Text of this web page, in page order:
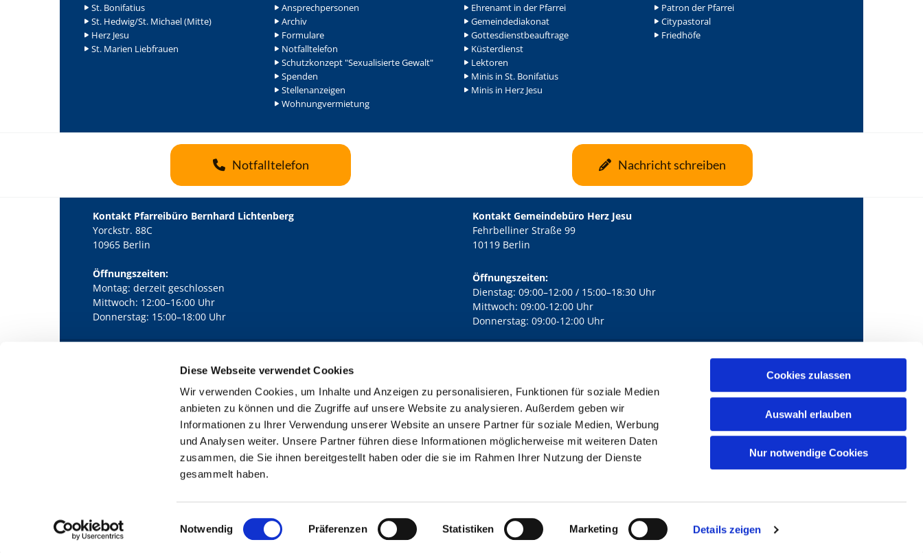
Diese Webseite verwendet Cookies
Wir verwenden Cookies, um Inhalte und Anzeigen zu personalisieren, Funktionen für soziale Medien
anbieten zu können und die Zugriffe auf unsere Website zu analysieren. Außerdem geben wir
Informationen zu Ihrer Verwendung unserer Website an unsere Partner für soziale Medien, Werbung
und Analysen weiter. Unsere Partner führen diese Informationen möglicherweise mit weiteren Daten
zusammen, die Sie ihnen bereitgestellt haben oder die sie im Rahmen Ihrer Nutzung der Dienste
gesammelt haben.
i
Notwendig Präferenzen Statistiken Marketing Details zeigen
Cookies zulassen
Auswahl erlauben
Nur notwendige Cookies
St. Bonifatius
St. Hedwig/St. Michael (Mitte)
Herz Jesu
St. Marien Liebfrauen
Ansprechpersonen
Archiv
Formulare
Notfalltelefon
Schutzkonzept "Sexualisierte Gewalt"
Spenden
Stellenanzeigen
Wohnungvermietung
Ehrenamt in der Pfarrei
Gemeindediakonat
Gottesdienstbeauftrage
Küsterdienst
Lektoren
Minis in St. Bonifatius
Minis in Herz Jesu
Patron der Pfarrei
Citypastoral
Friedhöfe
Notfalltelefon Nachricht schreiben
Kontakt Pfarreibüro Bernhard Lichtenberg
Yorckstr. 88C
10965 Berlin
Öffnungszeiten:
Montag: derzeit geschlossen
Mittwoch: 12:00–16:00 Uhr
Donnerstag: 15:00–18:00 Uhr
Kontakt Gemeindebüro Herz Jesu
Fehrbelliner Straße 99
10119 Berlin
Öffnungszeiten:
Dienstag: 09:00–12:00 / 15:00–18:30 Uhr
Mittwoch: 09:00-12:00 Uhr
Donnerstag: 09:00-12:00 Uhr
Kath. Kirchengemeinde Pfarrei Bernhard Lichtenberg Berlin-Mitte · Yorckstr. 88C, 10965 Berlin mail@bernhard-lichtenberg.berlin
Kontaktinformationen Impressum